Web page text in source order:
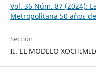
Vol. 36 Núm. 87 (2024):
Metropolitana 50 años
Sección
II. EL MODELO